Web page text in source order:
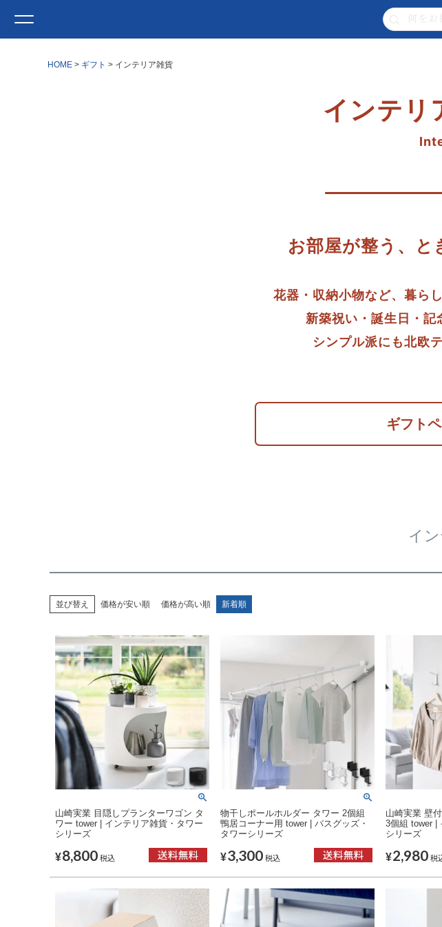
HOME ギフト インテリア雑貨
インテリ
お部屋が整う、と
花器・収納小物など、暮ら
新築祝い・誕生日・記
シンプル派にも北欧
ギフト
イ
並び替え 価格が安い順 価格が高い順 新着順
山崎実業 目隠しプランターワゴン タ
ワー tower | インテリア雑貨・タワー
シリーズ
¥8,800税込
物干しポールホルダー タワー 2個組
鴨居コーナー用 tower | バスグッズ・
タワーシリーズ
¥3,300税込
山崎実業 壁
3個組 tower |
シリーズ
¥2,980税